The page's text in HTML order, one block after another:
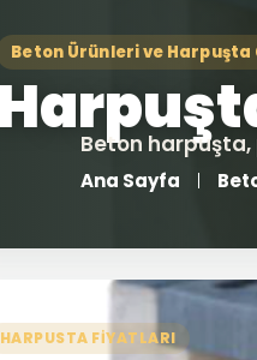
Ana Sayfa
HARPUSTA FIYATLARI